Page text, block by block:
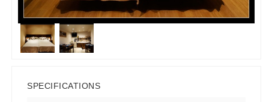
SPECIFICATIONS